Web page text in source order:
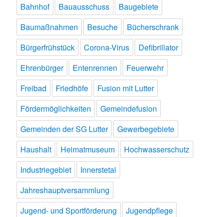
Bahnhof
Bauausschuss
Baugebiete
Baumaßnahmen
Besuche
Bücherschrank
Bürgerfrühstück
Corona-Virus
Defibrillator
Ehrenbürger
Entenrennen
Feuerwehr
Freibad
Friedhöfe
Fusion mit Lutter
Fördermöglichkeiten
Gemeindefusion
Gemeinden der SG Lutter
Gewerbegebiete
Haushalt
Heimatmuseum
Hochwasserschutz
Industriegebiet
Innerstetal
Jahreshauptversammlung
Jugend- und Sportförderung
Jugendpflege